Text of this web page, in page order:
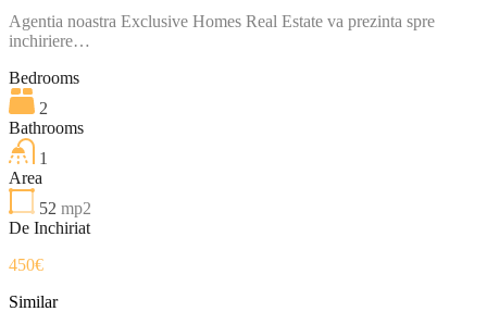
Agentia noastra Exclusive Homes Real Estate va prezinta spre
inchiriere…
Bedrooms
2
Bathrooms
1
Area
52 mp2
De Inchiriat
450€
Similar